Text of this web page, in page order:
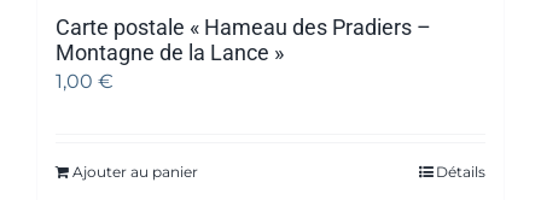
Carte postale « Hameau des Pradiers –
Montagne de la Lance »
1,00 €
Ajouter au panier Détails